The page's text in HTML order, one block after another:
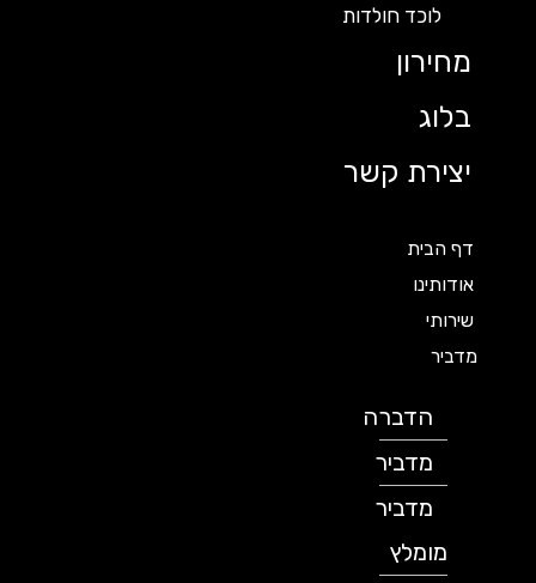
לוכד חולדות
מחירון
בלוג
יצירת קשר
דף הבית
אודותינו
שירותי
מדביר
הדברה
מדביר
מדביר
מומלץ